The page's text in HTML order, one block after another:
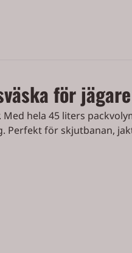
för
hela 45 liters
för skjutbanan,